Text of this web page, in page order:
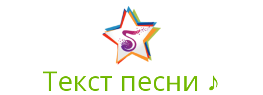
Текст песни ♪